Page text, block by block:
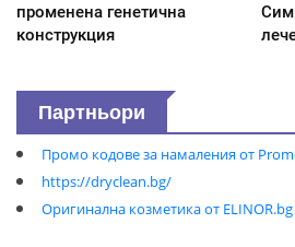
променена генетична
конструкция
Партньори
Промо кодове за намаления от
https://dryclean.bg/
Оригинална козметика от ELINOR.bg